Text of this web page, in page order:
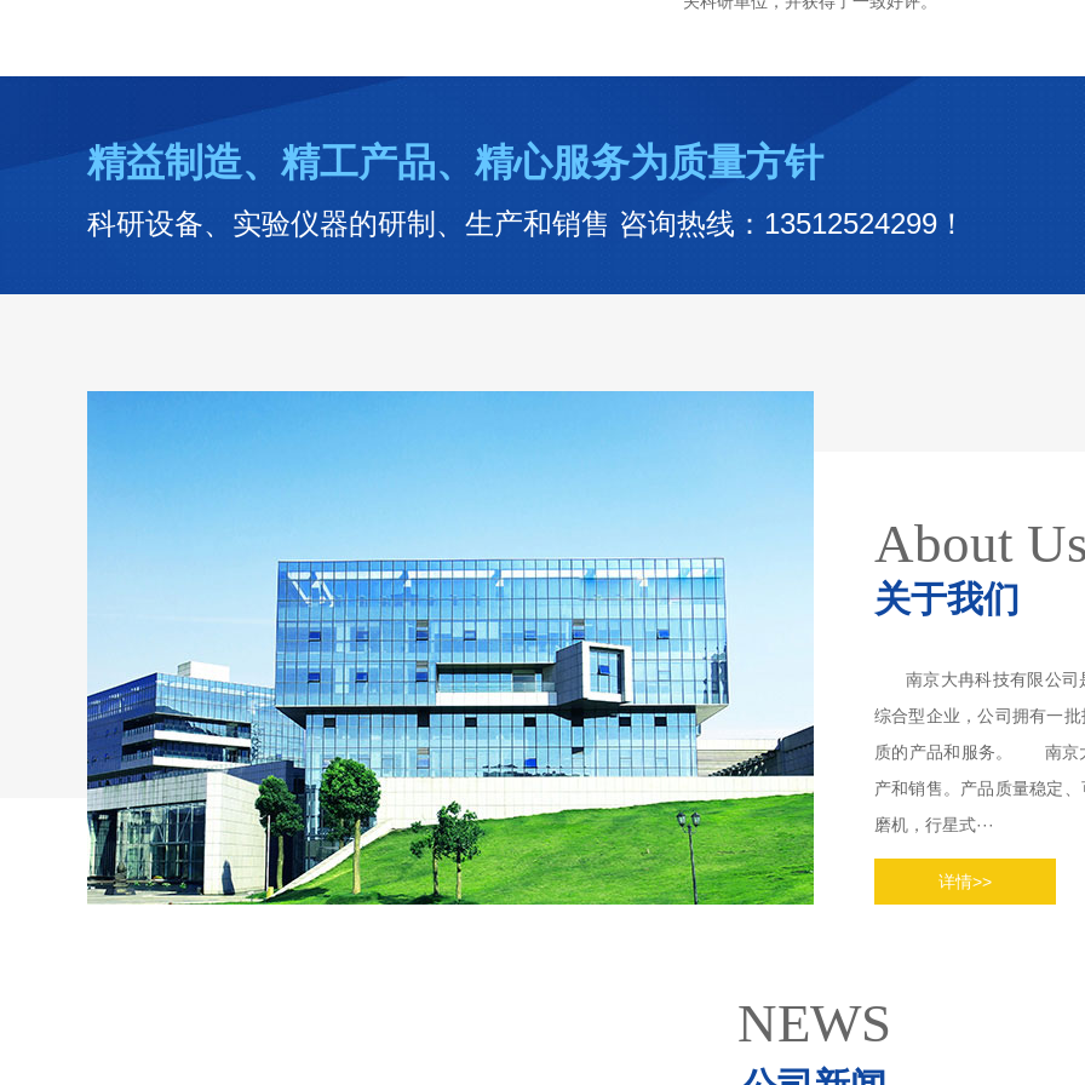
精益制造、精工产品、精心服务为质量方针
科研设备、实验仪器的研制、生产和销售 咨询热线：13512524299！
About
关于我们
南京大冉科技有限公司
综合型企业，公司拥有一
质的产品和服务。 南京
产和销售。产品质量稳定
磨机，行星式···
详情>>
NEWS